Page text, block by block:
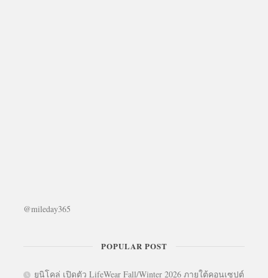
@mileday365
POPULAR POST
ยูนิโคล่ เปิดตัว LifeWear Fall/Winter 2026 ภายใต้คอนเซปต์